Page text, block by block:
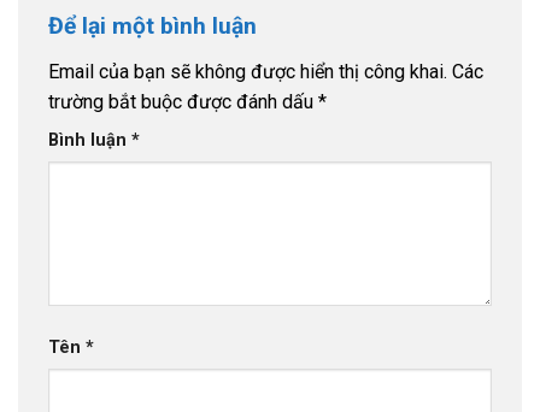
Để lại một bình luận
Email của bạn sẽ không được hiển thị công khai. Các
trường bắt buộc được đánh dấu *
Bình luận *
Tên *